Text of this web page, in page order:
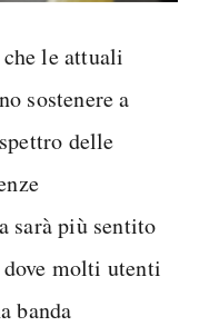
le attuali
sostenere a
delle
sarà più sentito
molti utenti
banda